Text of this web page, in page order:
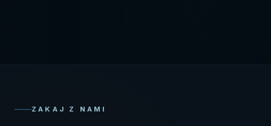
ZAKAJ Z NAMI